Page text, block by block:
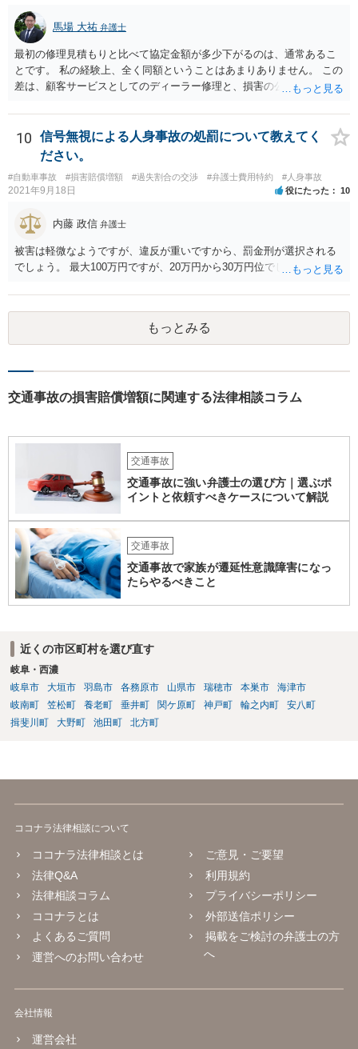
馬場 大祐 弁護士
最初の修理見積もりと比べて協定金額が多少下がるのは、通常あるこ
とです。 私の経験上、全く同額ということはあまりありません。 この
差は、顧客サービスとしてのディーラー修理と、損害の公平な分担と
す。 ですので、もらえる賠償額は協定額が基準になってしまいます。
なお、協定（減額）に応じたのは修理工場の方ですので、修理見積も
りと比較して工賃など下げているところがあれば、返金を交渉してみ
てもよいかもしれませんね。 ただ、法的な権利に基づいて当然に減額
を請求できるものではないので、確実に減額できるとは言い切れない
点にご留意ください。 実際にかかった費用を聞く保険会社の質問の趣
旨は、文脈が分かりませんので、ちょっと分かりかねてしまいます。
ひょっとしたら修理工場が「盛っている」可能性を疑っているかもし
れませんね。 保険会社は、協定金額×相手の過失割合％の算式で支払
われた金額で淡々と賠償するのみです。
10
信号無視による人身事故の処罰について教えてく
ださい。
#自動車事故 #損害賠償増額 #過失割合の交渉 #弁護士費用特約 #人身事故
2021年9月18日 役にたった 10
内藤 政信 弁護士
被害は軽微なようですが、違反が重いですから、罰金刑が選択される
でしょう。 最大100万円ですが、20万円から30万円位でしょうか。
もっとみる
交通事故の損害賠償増額に関連する法律相談コラム
交通事故
交通事故に強い弁護士の選び方｜選ぶポ
イントと依頼すべきケースについて解説
交通事故
交通事故で家族が遷延性意識障害になっ
たらやるべきこと
近くの市区町村を選び直す
岐阜・西濃
岐阜市
大垣市 羽島市 各務原市 山県市 瑞穂市 本巣市
海津市
岐南町
笠松町 養老町 垂井町 関ケ原町 神戸町 輪之内町
安八町
揖斐川町
大野町 池田町 北方町
ココナラ法律相談について
ココナラ法律相談とは
法律Q&A
法律相談コラム
ココナラとは
よくあるご質問
運営へのお問い合わせ
ご意見・ご要望
利用規約
プライバシーポリシー
外部送信ポリシー
掲載をご検討の弁護士の方
へ
会社情報
運営会社